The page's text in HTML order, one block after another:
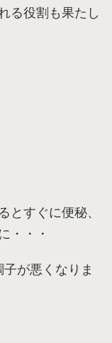
る役割も果たし
とすぐに便秘、
・・・
が悪くなりま